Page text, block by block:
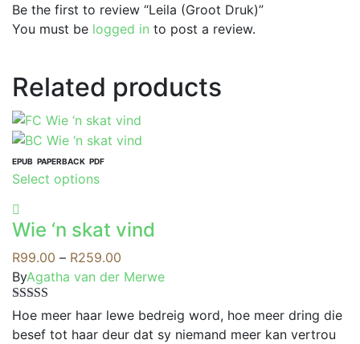
Be the first to review “Leila (Groot Druk)”
You must be logged in to post a review.
Related products
EPUB PAPERBACK PDF
Select optionsThis
multiple
variants.
The
may
be
Wie ‘n skat vind
R99.00 – R259.00
range:
through
R259.00
ByAgatha van der Merwe
Rated5.00
out of 5
Hoe meer haar lewe bedreig word, hoe meer dring die
besef tot haar deur dat sy niemand meer kan vertrou